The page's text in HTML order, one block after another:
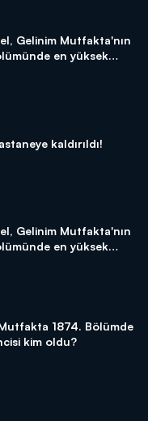
Gelinim Mutfakta'nın
en yüksek
kaldırıldı!
Gelinim Mutfakta'nın
en yüksek
1874. Bölümde
kim oldu?